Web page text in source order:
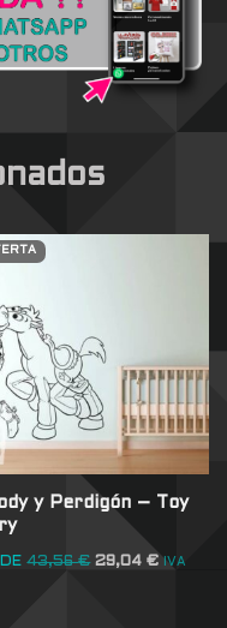
y Perdigón – Toy
43,56€ 29,04€ IVA